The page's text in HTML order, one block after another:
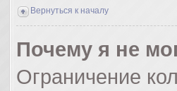
Вернуться к началу
Почему я не
Ограничение